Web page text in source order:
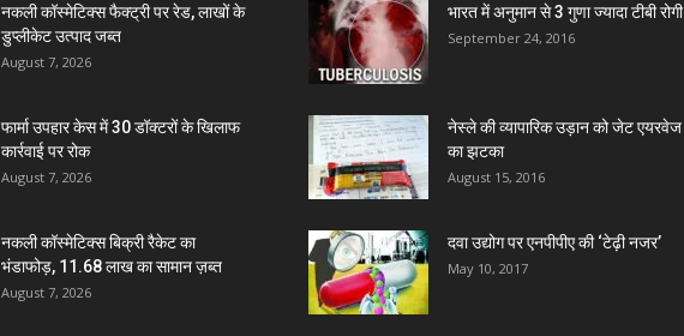
नकली कॉस्मेटिक्स फैक्ट्री पर रेड, लाखों के
डुप्लीकेट उत्पाद जब्त
August 7, 2026
फार्मा उपहार केस में 30 डॉक्टरों के खिलाफ
कार्रवाई पर रोक
August 7, 2026
नकली कॉस्मेटिक्स बिक्री रैकेट का
भंडाफोड़, 11.68 लाख का सामान ज़ब्त
August 7, 2026
भारत में अनुमान से 3 गुणा ज्यादा टीबी रोगी
September 24, 2016
नेस्ले की व्यापारिक उड़ान को जेट एयरवेज
का झटका
August 15, 2016
दवा उद्योग पर एनपीपीए की ‘टेढ़ी नजर’
May 10, 2017